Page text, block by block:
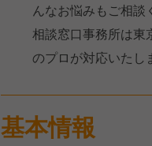
んなお悩みもご相談
相談窓口事務所は東
のプロが対応いたし
基本情報